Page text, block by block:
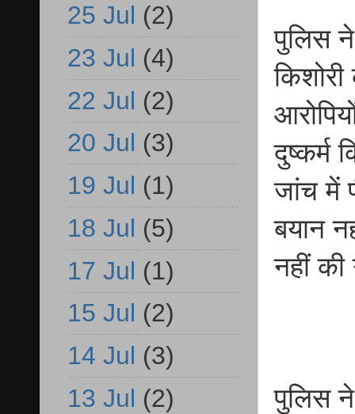
पुलिस
दुष्कर्म
जांच में
बयान
नहीं
पुलिस
25 Jul (2)
23 Jul (4)
22 Jul (2)
20 Jul (3)
19 Jul (1)
18 Jul (5)
17 Jul (1)
15 Jul (2)
14 Jul (3)
13 Jul (2)